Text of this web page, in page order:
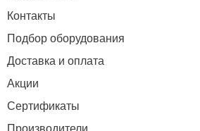
Контакты
Подбор оборудования
Доставка и оплата
Акции
Сертификаты
Производители